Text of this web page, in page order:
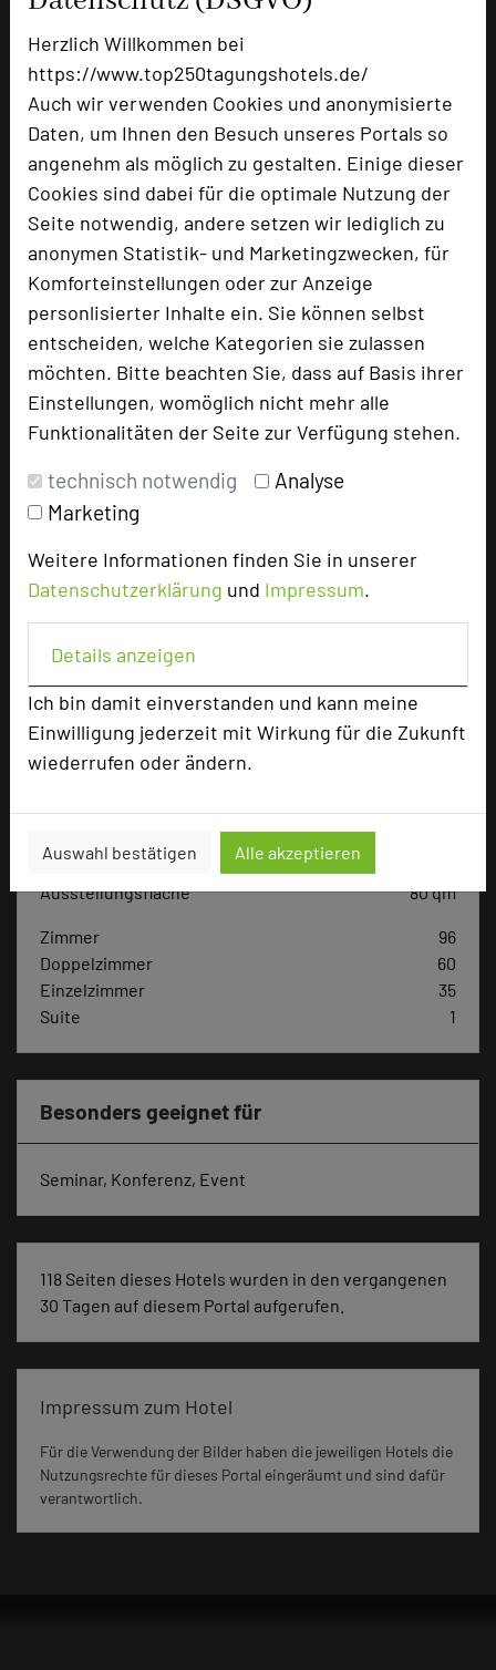
Herzlich Willkommen bei
https://www.top250tagungshotels.de/
Auch wir verwenden Cookies und anonymisierte
Daten, um Ihnen den Besuch unseres Portals so
angenehm als möglich zu gestalten. Einige dieser
Cookies sind dabei für die optimale Nutzung der
Seite notwendig, andere setzen wir lediglich zu
anonymen Statistik- und Marketingzwecken, für
Komforteinstellungen oder zur Anzeige
personlisierter Inhalte ein. Sie können selbst
entscheiden, welche Kategorien sie zulassen
möchten. Bitte beachten Sie, dass auf Basis ihrer
Einstellungen, womöglich nicht mehr alle
Funktionalitäten der Seite zur Verfügung stehen.
technisch notwendig
Analyse
Marketing
Weitere Informationen finden Sie in unserer
Datenschutzerklärung und Impressum.
Details anzeigen
Ich bin damit einverstanden und kann meine
Einwilligung jederzeit mit Wirkung für die Zukunft
wiederrufen oder ändern.
Auswahl bestätigen Alle akzeptieren
Hotel und Kogresszentrum Wanderath
Am Buchholz 34
56729 Baar
phone +49 2656 889-0
mail Email
language Homepage
zur Tagungsanfrage hinzufügen
Hotel bewerten
Max. Tagungskapazität (Personen)
U-Form
Reihenbestuhlung
200
Tagungsräume
Ausstellungsfläche 80 qm
Zimmer
96
Doppelzimmer
60
Einzelzimmer
35
Suite
1
Besonders geeignet für
Seminar, Konferenz, Event
118 Seiten dieses Hotels wurden in den vergangenen
30 Tagen auf diesem Portal aufgerufen.
Impressum zum Hotel
Für die Verwendung der Bilder haben die jeweiligen Hotels die
Nutzungsrechte für dieses Portal eingeräumt und sind dafür
verantwortlich.